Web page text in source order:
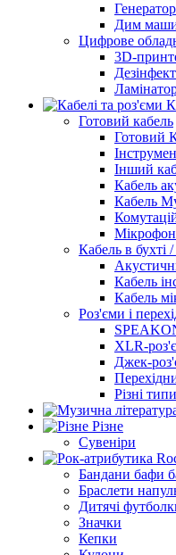
Дим
Цифрове
3D-
Готовий кабель
Готовий
Інший
Кабель
Кабель
Кабель в бухті
Кабель
Кабель
Роз'єми і
XLR-
Джек-
Різні
Різне
Сувеніри
Бандани бафи
Браслети
Дитячі
Значки
Кепки